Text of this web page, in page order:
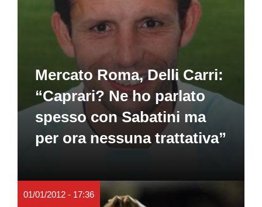
Mercato Roma, Delli Carri:
“Caprari? Ne ho parlato
spesso con Sabatini ma
per ora nessuna trattativa”
01/01/2012 - 17:36